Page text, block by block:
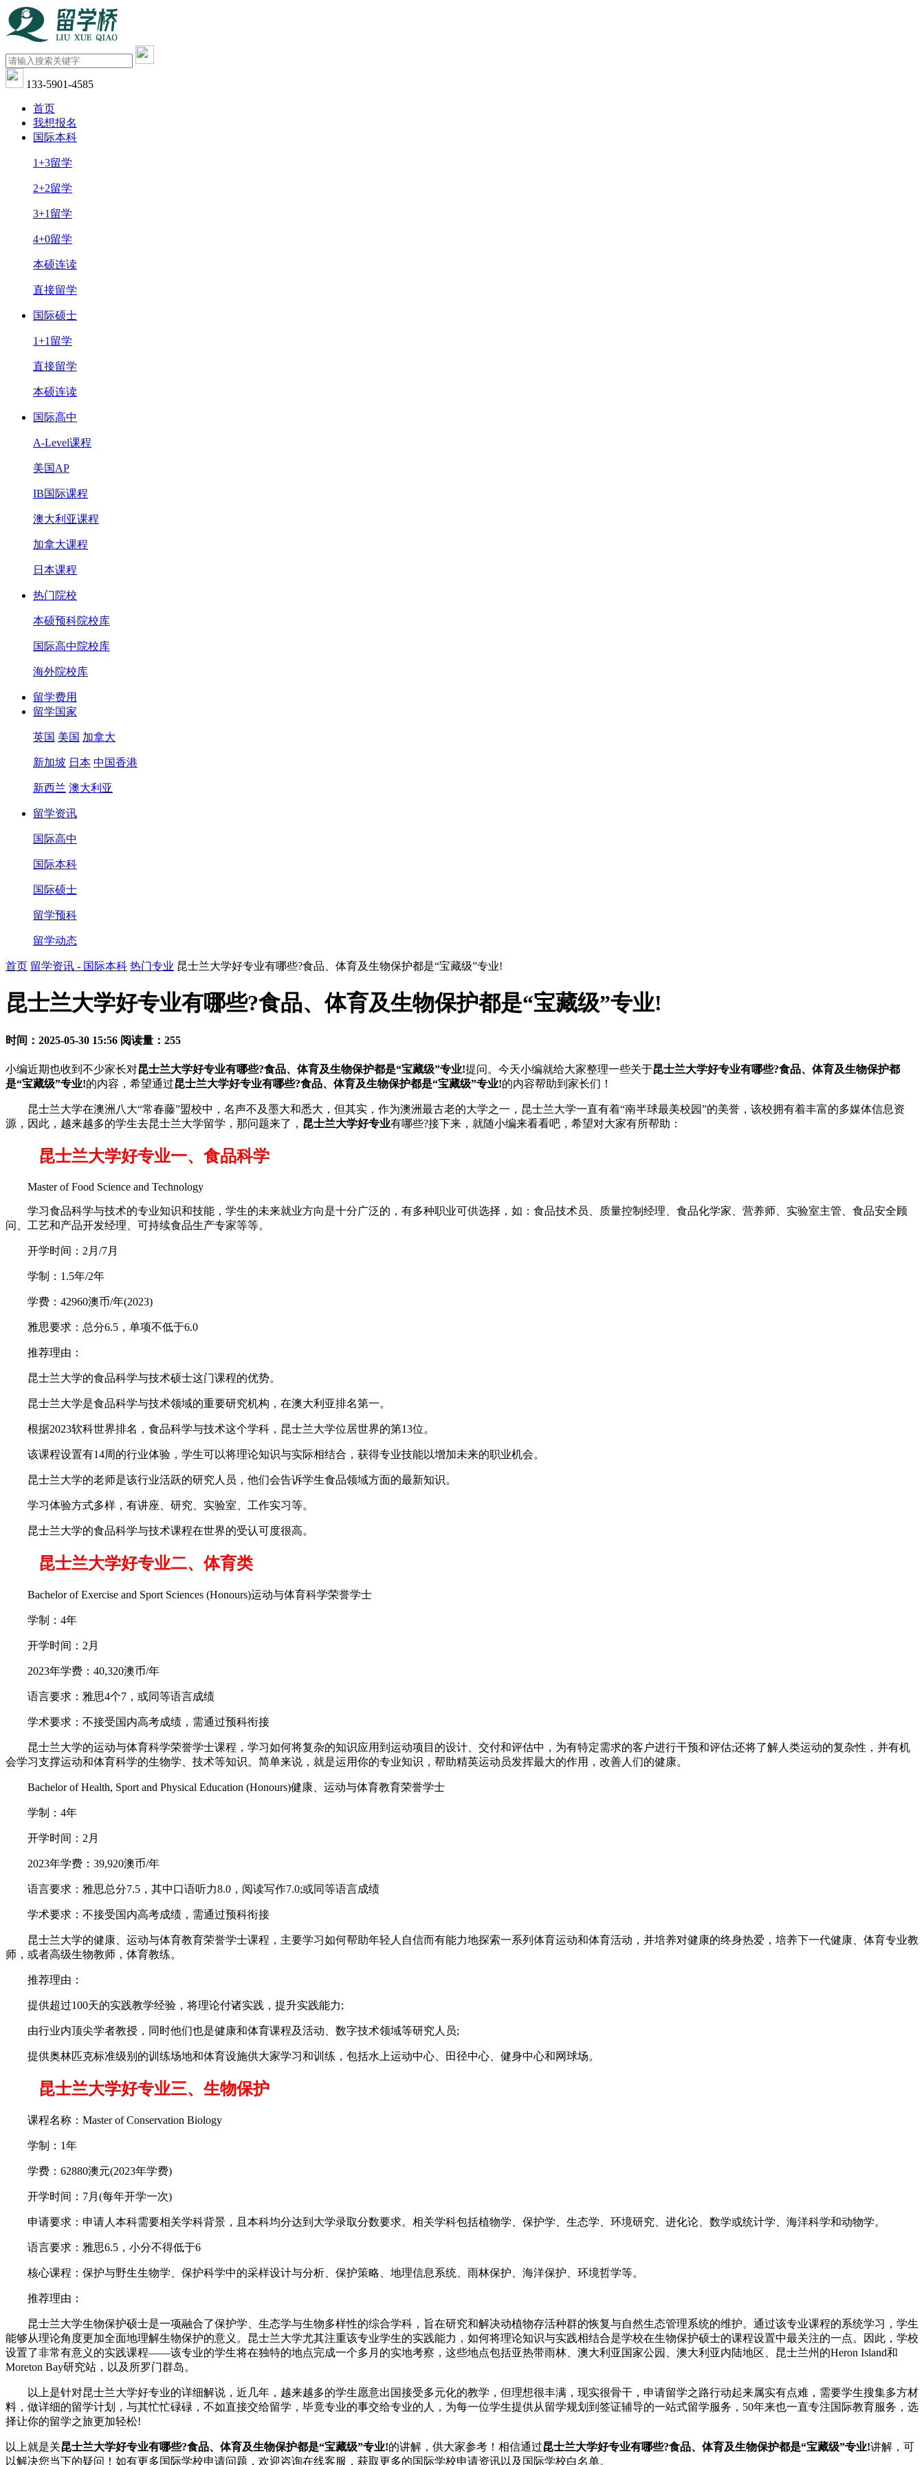
133-5901-4585
首页
我想报名
国际本科
1+3留学
2+2留学
3+1留学
4+0留学
本硕连读
直接留学
国际硕士
1+1留学
直接留学
本硕连读
国际高中
A-Level课程
美国AP
IB国际课程
澳大利亚课程
加拿大课程
日本课程
热门院校
本硕预科院校库
国际高中院校库
海外院校库
留学费用
留学国家
英国 美国 加拿大
新加坡 日本 中国香港
新西兰 澳大利亚
留学资讯
国际高中
国际本科
国际硕士
留学预科
留学动态
首页 留学资讯 - 国际本科 热门专业 昆士兰大学好专业有哪些?食品、体育及生物保护都是“宝藏级”专业!
昆士兰大学好专业有哪些?食品、体育及生物保护都是“宝藏级”专业!
时间：2025-05-30 15:56 阅读量：255
小编近期也收到不少家长对昆士兰大学好专业有哪些?食品、体育及生物保护都是“宝藏级”专业!提问。今天小编就给大家整理一些关于昆士兰大学好专业有哪些?食品、体育及生物保护都
是“宝藏级”专业!的内容，希望通过昆士兰大学好专业有哪些?食品、体育及生物保护都是“宝藏级”专业!的内容帮助到家长们！
昆士兰大学在澳洲八大“常春藤”盟校中，名声不及墨大和悉大，但其实，作为澳洲最古老的大学之一，昆士兰大学一直有着“南半球最美校园”的美誉，该校拥有着丰富的多媒体信息资
源，因此，越来越多的学生去昆士兰大学留学，那问题来了， 昆士兰大学好专业有哪些?接下来，就随小编来看看吧，希望对大家有所帮助：
昆士兰大学好专业一、食品科学
Master of Food Science and Technology
学习食品科学与技术的专业知识和技能，学生的未来就业方向是十分广泛的，有多种职业可供选择，如：食品技术员、质量控制经理、食品化学家、营养师、实验室主管、食品安全顾
问、工艺和产品开发经理、可持续食品生产专家等等。
开学时间：2月/7月
学制：1.5年/2年
学费：42960澳币/年(2023)
雅思要求：总分6.5，单项不低于6.0
推荐理由：
昆士兰大学的食品科学与技术硕士这门课程的优势。
昆士兰大学是食品科学与技术领域的重要研究机构，在澳大利亚排名第一。
根据2023软科世界排名，食品科学与技术这个学科，昆士兰大学位居世界的第13位。
该课程设置有14周的行业体验，学生可以将理论知识与实际相结合，获得专业技能以增加未来的职业机会。
昆士兰大学的老师是该行业活跃的研究人员，他们会告诉学生食品领域方面的最新知识。
学习体验方式多样，有讲座、研究、实验室、工作实习等。
昆士兰大学的食品科学与技术课程在世界的受认可度很高。
昆士兰大学好专业二、体育类
Bachelor of Exercise and Sport Sciences (Honours)运动与体育科学荣誉学士
学制：4年
开学时间：2月
2023年学费：40,320澳币/年
语言要求：雅思4个7，或同等语言成绩
学术要求：不接受国内高考成绩，需通过预科衔接
昆士兰大学的运动与体育科学荣誉学士课程，学习如何将复杂的知识应用到运动项目的设计、交付和评估中，为有特定需求的客户进行干预和评估;还将了解人类运动的复杂性，并有机
会学习支撑运动和体育科学的生物学、技术等知识。简单来说，就是运用你的专业知识，帮助精英运动员发挥最大的作用，改善人们的健康。
Bachelor of Health, Sport and Physical Education (Honours)健康、运动与体育教育荣誉学士
学制：4年
开学时间：2月
2023年学费：39,920澳币/年
语言要求：雅思总分7.5，其中口语听力8.0，阅读写作7.0;或同等语言成绩
学术要求：不接受国内高考成绩，需通过预科衔接
昆士兰大学的健康、运动与体育教育荣誉学士课程，主要学习如何帮助年轻人自信而有能力地探索一系列体育运动和体育活动，并培养对健康的终身热爱，培养下一代健康、体育专业教
师，或者高级生物教师，体育教练。
推荐理由：
提供超过100天的实践教学经验，将理论付诸实践，提升实践能力;
由行业内顶尖学者教授，同时他们也是健康和体育课程及活动、数字技术领域等研究人员;
提供奥林匹克标准级别的训练场地和体育设施供大家学习和训练，包括水上运动中心、田径中心、健身中心和网球场。
昆士兰大学好专业三、生物保护
课程名称：Master of Conservation Biology
学制：1年
学费：62880澳元(2023年学费)
开学时间：7月(每年开学一次)
申请要求：申请人本科需要相关学科背景，且本科均分达到大学录取分数要求。相关学科包括植物学、保护学、生态学、环境研究、进化论、数学或统计学、海洋科学和动物学。
语言要求：雅思6.5，小分不得低于6
核心课程：保护与野生生物学、保护科学中的采样设计与分析、保护策略、地理信息系统、雨林保护、海洋保护、环境哲学等。
推荐理由：
昆士兰大学生物保护硕士是一项融合了保护学、生态学与生物多样性的综合学科，旨在研究和解决动植物存活种群的恢复与自然生态管理系统的维护。通过该专业课程的系统学习，学生
能够从理论角度更加全面地理解生物保护的意义。昆士兰大学尤其注重该专业学生的实践能力，如何将理论知识与实践相结合是学校在生物保护硕士的课程设置中最关注的一点。因此，学校
设置了非常有意义的实践课程——该专业的学生将在独特的地点完成一个多月的实地考察，这些地点包括亚热带雨林、澳大利亚国家公园、澳大利亚内陆地区、昆士兰州的Heron Island和
Moreton Bay研究站，以及所罗门群岛。
以上是针对昆士兰大学好专业的详细解说，近几年，越来越多的学生愿意出国接受多元化的教学，但理想很丰满，现实很骨干，申请留学之路行动起来属实有点难，需要学生搜集多方材
料，做详细的留学计划，与其忙忙碌碌，不如直接交给留学，毕竟专业的事交给专业的人，为每一位学生提供从留学规划到签证辅导的一站式留学服务，50年来也一直专注国际教育服务，选
择让你的留学之旅更加轻松!
以上就是关昆士兰大学好专业有哪些?食品、体育及生物保护都是“宝藏级”专业!的讲解，供大家参考！相信通过昆士兰大学好专业有哪些?食品、体育及生物保护都是“宝藏级”专业!讲解，可
以解决您当下的疑问！如有更多国际学校申请问题，欢迎咨询在线客服 ，获取更多的国际学校申请资讯以及国际学校白名单。